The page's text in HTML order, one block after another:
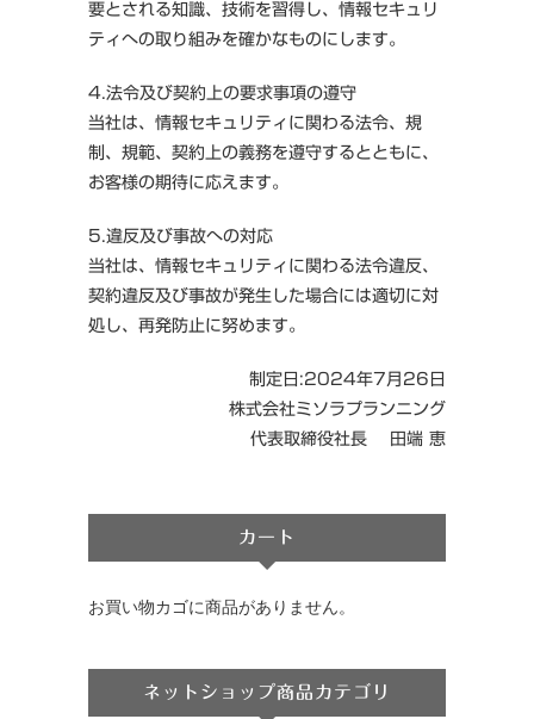
要とされる知識、技術を習得し、情報セキュリ
ティへの取り組みを確かなものにします。
4.法令及び契約上の要求事項の遵守
当社は、情報セキュリティに関わる法令、規
制、規範、契約上の義務を遵守するとともに、
お客様の期待に応えます。
5.違反及び事故への対応
当社は、情報セキュリティに関わる法令違反、
契約違反及び事故が発生した場合には適切に対
処し、再発防止に努めます。
制定日:2024年7月26日
株式会社ミソラプランニング
代表取締役社長 田端 恵
カート
お買い物カゴに商品がありません。
ネットショップ商品カテゴリ